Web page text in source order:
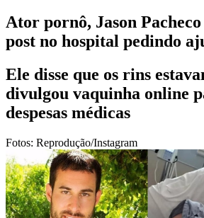
Ator pornô, Jason
post no hospital pedindo
Ele disse que os rins
divulgou vaquinha online
despesas médicas
Fotos: Reprodução/Instagram